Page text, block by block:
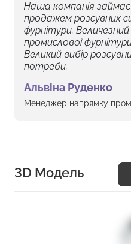
Наша компанія
продажем розсувних
фурнітури.
промислової
Великий вибір
потреби.
Альвіна Руденко
Менеджер напрямку
3D Модель